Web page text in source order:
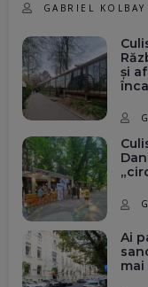
GABRIEL KOLBAY
și
Ai
mai